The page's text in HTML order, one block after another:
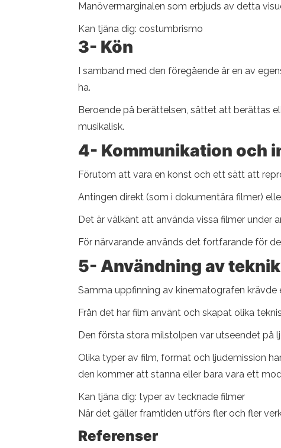
Manövermarginalen som erbjuds av detta
Kan tjäna dig: costumbrismo
3- Kön
I samband med den föregående är en av
ha.
Beroende på berättelsen, sättet att berättas
musikalisk.
4- Kommunikation och
Förutom att vara en konst och ett sätt att
Antingen direkt (som i dokumentära filmer)
Det är välkänt att använda vissa filmer under
För närvarande används det fortfarande för
5- Användning av teknik
Samma uppfinning av kinematografen
Från det har film använt och skapat olika
Den första stora milstolpen var utseendet på
Olika typer av film, format och ljudemission
den kommer att stanna eller bara vara ett
Kan tjäna dig: typer av tecknade filmer
När det gäller framtiden utförs fler och fler
Referenser